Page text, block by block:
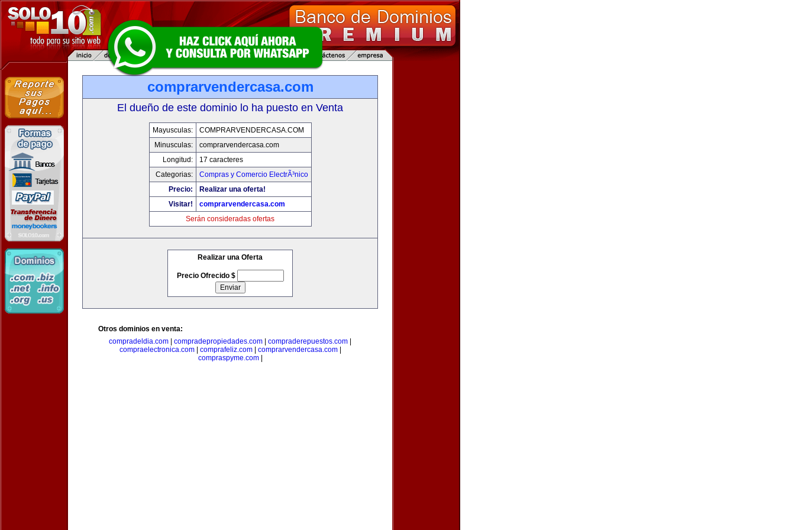
comprarvendercasa.com
El dueño de este dominio lo ha puesto en Venta
Mayusculas:
COMPRARVENDERCASA.COM
Minusculas:
comprarvendercasa.com
Longitud:
17 caracteres
Categorias:
Compras y Comercio ElectrÃ³nico
Precio:
Realizar una oferta!
Visitar!
comprarvendercasa.com
Serán consideradas ofertas
Realizar una Oferta
Precio Ofrecido $
Otros dominios en venta:
compradeldia.com
compradepropiedades.com compraderepuestos.com
compraelectronica.com| comprafeliz.com| comprarvendercasa.com|
compraspyme.com|